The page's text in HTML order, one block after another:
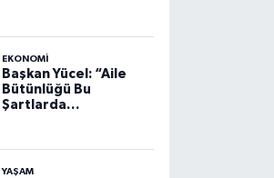
EKONOMI
Başkan Yücel: “Aile
Bütünlüğü Bu
Şartlarda
YAŞAM